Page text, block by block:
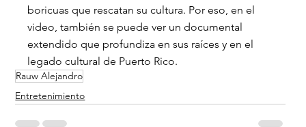
boricuas que rescatan su cultura. Por eso, en el
video, también se puede ver un documental
extendido que profundiza en sus raíces y en el
legado cultural de Puerto Rico.
Rauw Alejandro
Entretenimiento